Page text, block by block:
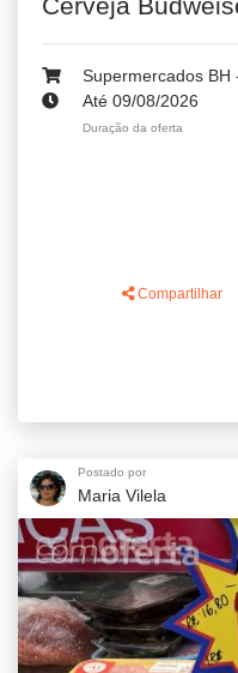
Supermercados BH
Até 09/08/2026
Duração da oferta
Compartilhar
Postado por
Maria Vilela